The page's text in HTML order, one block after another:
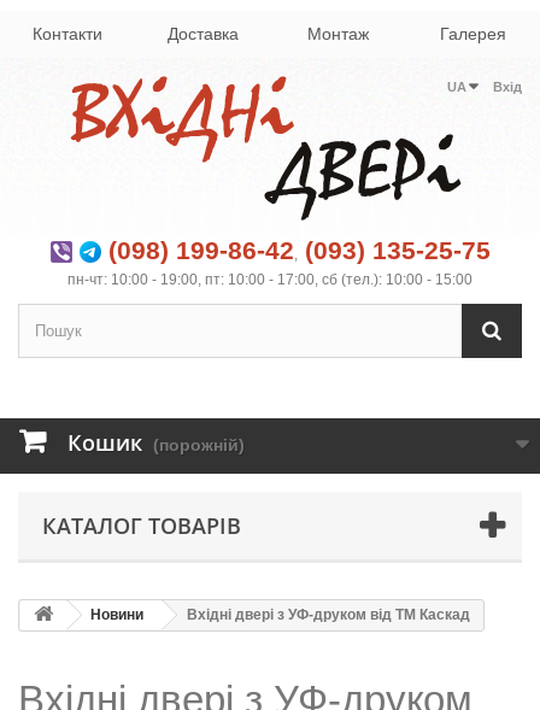
Контакти Доставка Монтаж Галерея
Вхід
UA
(098) 199-86-42, (093) 135-25-75
пн-чт: 10:00 - 19:00, пт: 10:00 - 17:00, сб (тел.): 10:00 - 15:00
Кошик (порожній)
КАТАЛОГ ТОВАРІВ
Новини Вхідні двері з УФ-друком від ТМ Каскад
Вхідні двері з УФ-друком